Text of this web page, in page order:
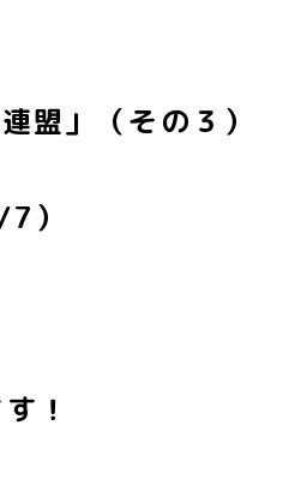
盟」（その３）
）
！